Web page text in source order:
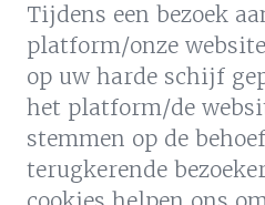
Tijdens een bezoek
platform/onze
op uw harde schijf
het platform/de
stemmen op de
terugkerende